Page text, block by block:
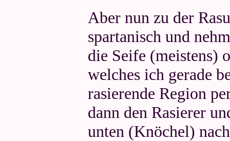
Aber nun zu der
spartanisch und
die Seife (meistens)
welches ich gerade
rasierende Region
dann den Rasierer
unten (Knöchel)